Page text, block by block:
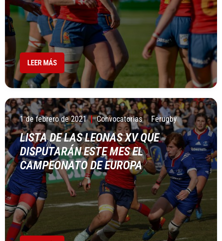
LEER MÁS
1 de febrero de 2021 Convocatorias Ferugby
LISTA DE LAS LEONAS XV QUE
DISPUTARÁN ESTE MES EL
CAMPEONATO DE EUROPA